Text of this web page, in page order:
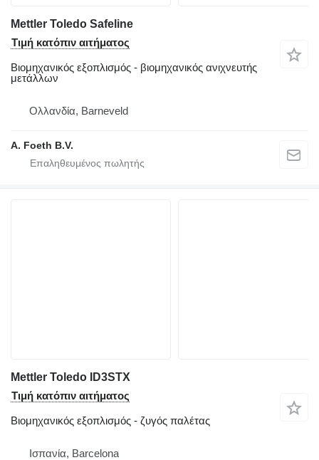
Mettler Toledo Safeline
Τιμή κατόπιν αιτήματος
Βιομηχανικός εξοπλισμός - βιομηχανικός ανιχνευτής
μετάλλων
Ολλανδία, Barneveld
A. Foeth B.V.
Mettler Toledo ID3STX
Τιμή κατόπιν αιτήματος
Βιομηχανικός εξοπλισμός - ζυγός παλέτας
Ισπανία, Barcelona